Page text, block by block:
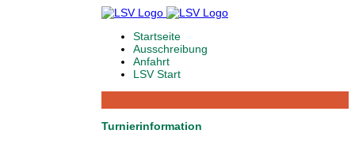
Startseite
Ausschreibung
Anfahrt
LSV Start
Turnierinformation